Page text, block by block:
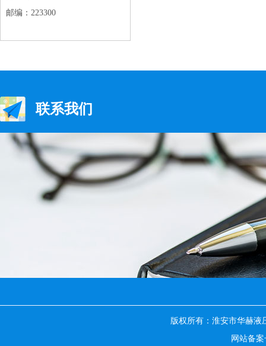
邮编：223300
联系我们
版权所有：淮安市华赫
网站备案